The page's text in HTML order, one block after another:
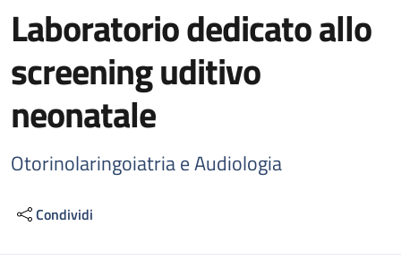
Laboratorio dedicato allo
screening uditivo
neonatale
Otorinolaringoiatria e Audiologia
Condividi